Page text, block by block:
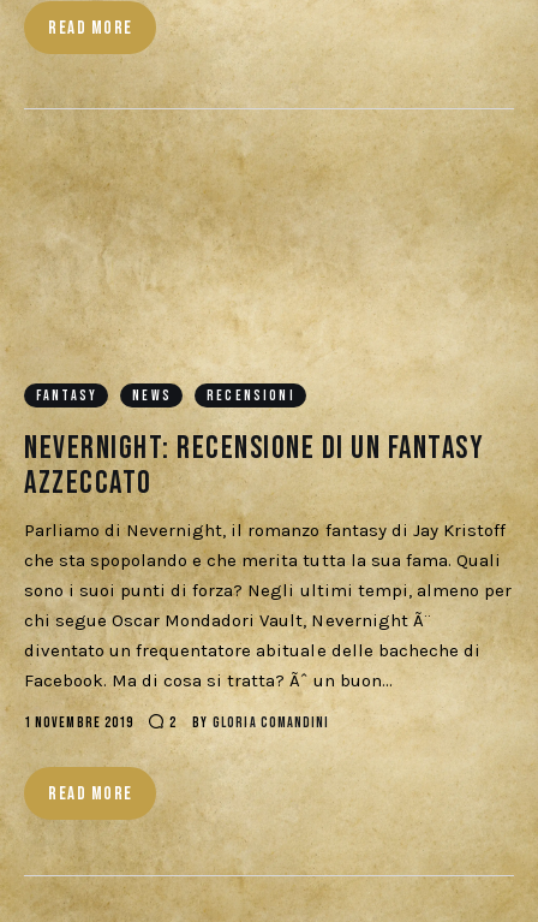
READ MORE
FANTASY NEWS RECENSIONI
Nevernight: recensione di un fantasy
azzeccato
Parliamo di Nevernight, il romanzo fantasy di Jay Kristoff
che sta spopolando e che merita tutta la sua fama. Quali
sono i suoi punti di forza? Negli ultimi tempi, almeno per
chi segue Oscar Mondadori Vault, Nevernight Ã¨
diventato un frequentatore abituale delle bacheche di
Facebook. Ma di cosa si tratta? Ãˆ un buon…
1 NOVEMBRE 2019 2 BY GLORIA COMANDINI
READ MORE